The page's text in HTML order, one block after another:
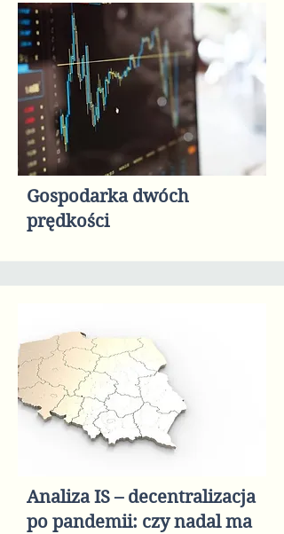
Gospodarka dwóch
prędkości
Analiza IS – decentralizacja
po pandemii: czy nadal ma